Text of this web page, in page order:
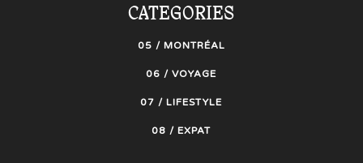
CATEGORIES
05 / MONTRÉAL
06 / VOYAGE
07 / LIFESTYLE
08 / EXPAT